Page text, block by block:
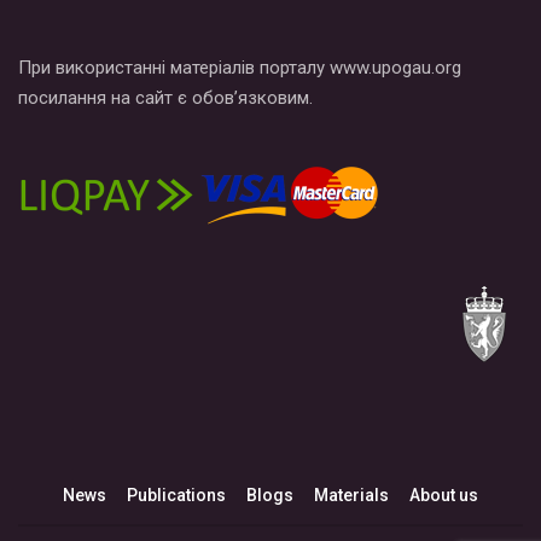
При використанні матеріалів порталу www.upogau.org
посилання на сайт є обов’язковим.
News Publications Blogs Materials About us